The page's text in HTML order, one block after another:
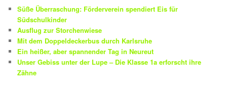
Süße Überraschung: Förderverein spendiert Eis für
Südschulkinder
Ausflug zur Storchenwiese
Mit dem Doppeldeckerbus durch Karlsruhe
Ein heißer, aber spannender Tag in Neureut
Unser Gebiss unter der Lupe – Die Klasse 1a erforscht ihre
Zähne